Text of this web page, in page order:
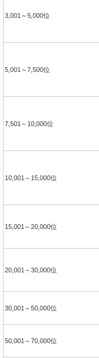
3,001～5,000位
5,001～7,500位
7,501～10,000位
10,001～15,000位
15,001～20,000位
20,001～30,000位
30,001～50,000位
50,001～70,000位